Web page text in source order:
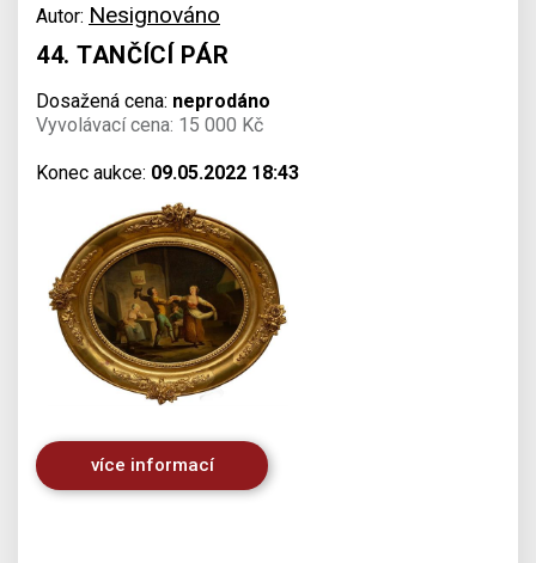
Autor: Nesignováno
44. TANČÍCÍ PÁR
Dosažená cena: neprodáno
Vyvolávací cena: 15 000 Kč
Konec aukce: 09.05.2022 18:43
více informací